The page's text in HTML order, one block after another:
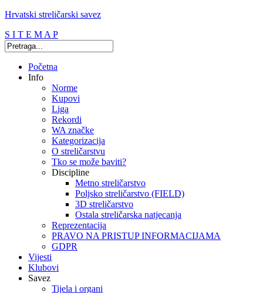
Hrvatski streličarski savez
S I T E M A P
Početna
Info
Norme
Kupovi
Liga
Rekordi
WA značke
Kategorizacija
O streličarstvu
Tko se može baviti?
Discipline
Metno streličarstvo
Poljsko streličarstvo (FIELD)
3D streličarstvo
Ostala streličarska natjecanja
Reprezentacija
PRAVO NA PRISTUP INFORMACIJAMA
GDPR
Vijesti
Klubovi
Savez
Tijela i organi